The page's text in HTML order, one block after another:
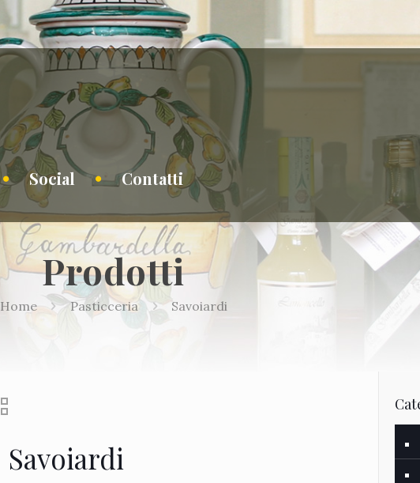
Social Contatti
Prodotti
Home Pasticceria Savoiardi
Savoiardi